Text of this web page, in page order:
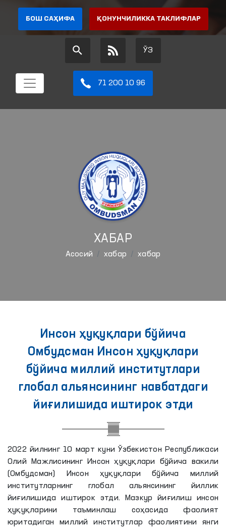
БОШ САҲИФА ҚОНУНЧИЛИККА ТАКЛИФЛАР
ЎЗ
71 200 10 96
ХАБАР
Aсосий хабар хабар
Инсон ҳуқуқлари бўйича
Омбудсман Инсон ҳуқуқлари
бўйича миллий институтлари
глобал альянсининг навбатдаги
йиғилишида иштирок этди
2022 йилнинг 10 март куни Ўзбекистон Республикаси
Олий Мажлисининг Инсон ҳуқуқлари бўйича вакили
(Омбудсман) Инсон ҳуқуқлари бўйича миллий
институтларнинг глобал альянсининг йиллик
йиғилишида иштирок этди. Мазкур йиғилиш инсон
ҳуқуқларини таъминлаш соҳасида фаолият
юритадиган миллий институтлар фаолиятини янги